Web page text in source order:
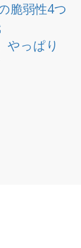
脆弱性4つ
やっぱり